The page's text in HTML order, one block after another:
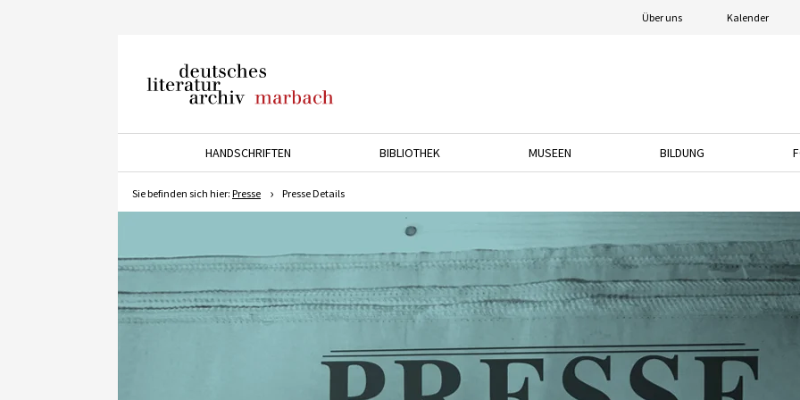
Über uns Kalender
Marbach
HANDSCHRIFTEN
BIBLIOTHEK
MUSEEN
BILDUNG
Sie befinden sich hier: Presse Presse Details